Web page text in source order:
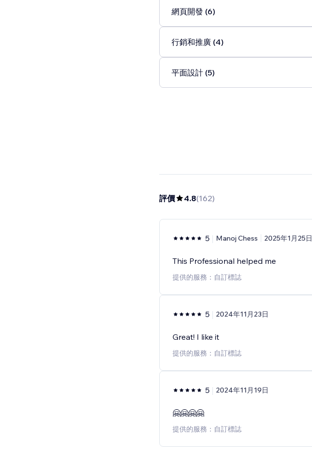
網頁開發 (6)
行銷和推廣 (4)
平面設計 (5)
評價 4.8(162)
5 Manoj Chess 2025年1月25日
This Professional helped me
提供的服務：自訂標誌
5 2024年11月23日
Great! I like it
提供的服務：自訂標誌
5 2024年11月19日
🤗🤗🤗🤗
提供的服務：自訂標誌